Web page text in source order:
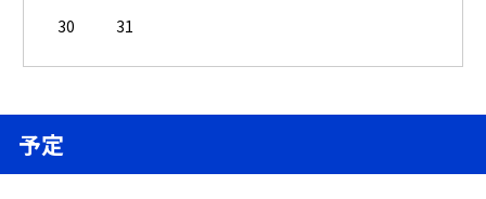
30
31
予定